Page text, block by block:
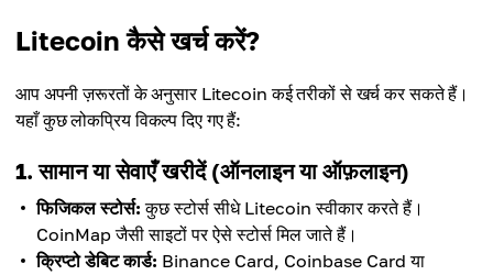
Litecoin कैसे खर्च करें?
आप अपनी ज़रूरतों के अनुसार Litecoin कई तरीकों से खर्च कर सकते हैं।
यहाँ कुछ लोकप्रिय विकल्प दिए गए हैं:
1. सामान या सेवाएँ खरीदें (ऑनलाइन या ऑफ़लाइन)
फिजिकल स्टोर्स: कुछ स्टोर्स सीधे Litecoin स्वीकार करते हैं।
CoinMap जैसी साइटों पर ऐसे स्टोर्स मिल जाते हैं।
क्रिप्टो डेबिट कार्ड: Binance Card, Coinbase Card या